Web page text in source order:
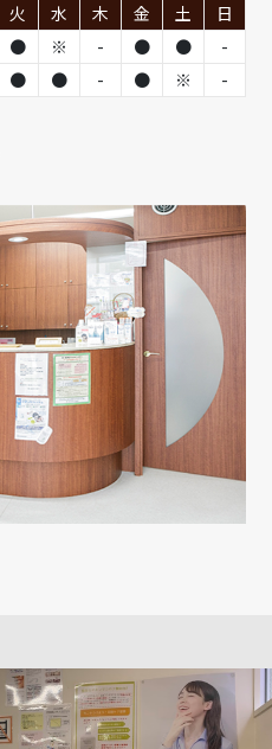
火 水 木 金 土
日
● ※ - ● ●
-
● ● - ● ※
-